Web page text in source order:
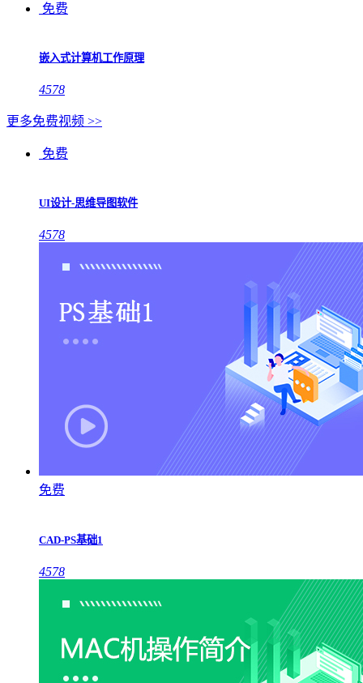
免费
嵌入式计算机工作原理
4578
更多免费视频 >>
免费
UI设计-思维导图软件
4578
免费
CAD-PS基础1
4578